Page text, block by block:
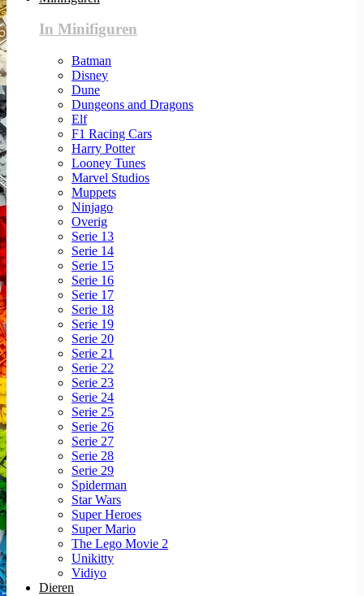
In Minifiguren
Batman
Disney
Dune
Dungeons and Dragons
Elf
F1 Racing Cars
Harry Potter
Looney Tunes
Marvel Studios
Muppets
Ninjago
Overig
Serie 13
Serie 14
Serie 15
Serie 16
Serie 17
Serie 18
Serie 19
Serie 20
Serie 21
Serie 22
Serie 23
Serie 24
Serie 25
Serie 26
Serie 27
Serie 28
Serie 29
Spiderman
Star Wars
Super Heroes
Super Mario
The Lego Movie 2
Unikitty
Vidiyo
Dieren